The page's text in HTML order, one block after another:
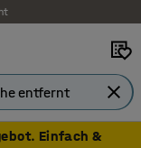
Einfach &